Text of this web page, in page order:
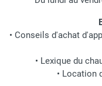
• Conseils d'achat
• Lexique du
• Location